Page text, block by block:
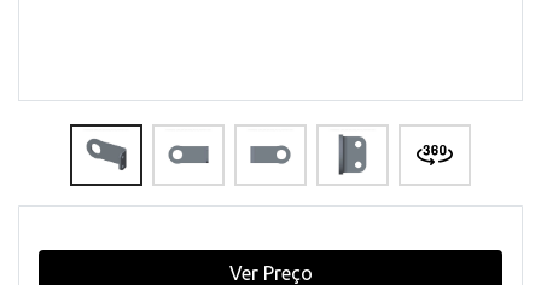
Ver Preço